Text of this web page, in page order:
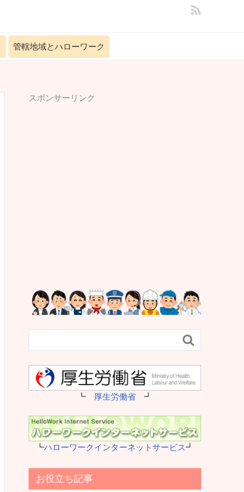
管轄地域とハローワーク
スポンサーリンク

┗ 厚生労働省 ┛
┗ハローワークインターネットサービス┛
お役立ち記事